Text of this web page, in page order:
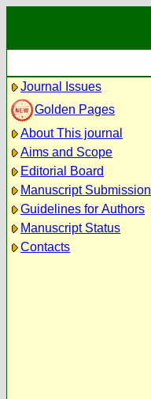
Journal Issues
Golden Pages
About This journal
Aims and Scope
Editorial Board
Manuscript Submission
Guidelines for Authors
Manuscript Status
Contacts